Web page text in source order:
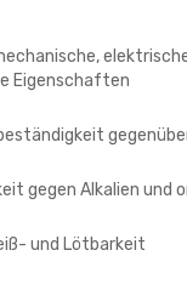
Eigenschaften
gegen Alkalien und
und Lötbarkeit